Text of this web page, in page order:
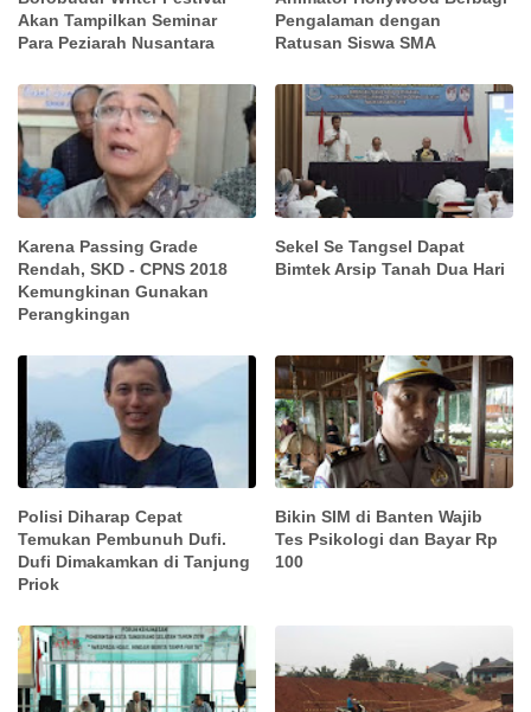
Akan Tampilkan Seminar
Para Peziarah Nusantara
Pengalaman dengan
Ratusan Siswa SMA
Karena Passing Grade
Rendah, SKD - CPNS 2018
Kemungkinan Gunakan
Perangkingan
Sekel Se Tangsel Dapat
Bimtek Arsip Tanah Dua Hari
Polisi Diharap Cepat
Temukan Pembunuh Dufi.
Dufi Dimakamkan di Tanjung
Priok
Bikin SIM di Banten Wajib
Tes Psikologi dan Bayar Rp
100